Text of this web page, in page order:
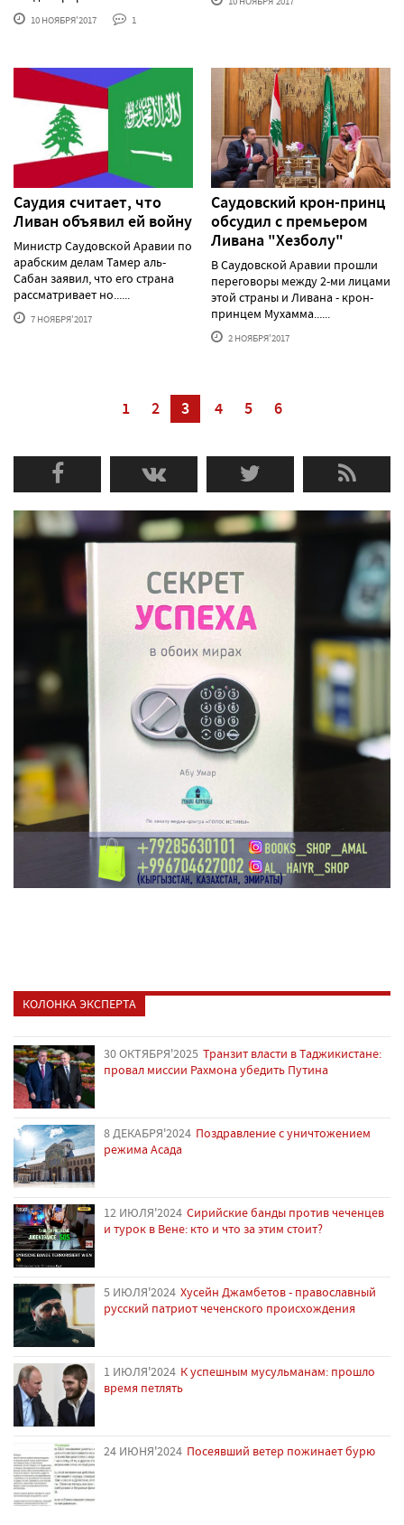
10 НОЯБРЯ'2017 1
Саудия считает, что
Ливан объявил ей войну
Министр Саудовской Аравии по
арабским делам Тамер аль-
Сабан заявил, что его страна
рассматривает но......
7 НОЯБРЯ'2017
Саудовский крон-принц
обсудил с премьером
Ливана "Хезболу"
В Саудовской Аравии прошли
переговоры между 2-ми лицами
этой страны и Ливана - крон-
принцем Мухамма......
2 НОЯБРЯ'2017
1 2 3 4 5 6
КОЛОНКА ЭКСПЕРТА
30 ОКТЯБРЯ'2025 Транзит власти в Таджикистане:
провал миссии Рахмона убедить Путина
8 ДЕКАБРЯ'2024 Поздравление с уничтожением
режима Асада
12 ИЮЛЯ'2024 Сирийские банды против чеченцев
и турок в Вене: кто и что за этим стоит?
5 ИЮЛЯ'2024 Хусейн Джамбетов - православный
русский патриот чеченского происхождения
1 ИЮЛЯ'2024 К успешным мусульманам: прошло
время петлять
24 ИЮНЯ'2024 Посеявший ветер пожинает бурю